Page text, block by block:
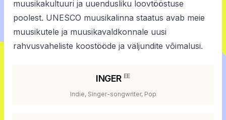
muusikakultuuri ja uuendusliku loovtööstuse
poolest. UNESCO muusikalinna staatus avab meie
muusikutele ja muusikavaldkonnale uusi
rahvusvaheliste koostööde ja väljundite võimalusi.
INGER EE
Indie, Singer-songwriter, Pop